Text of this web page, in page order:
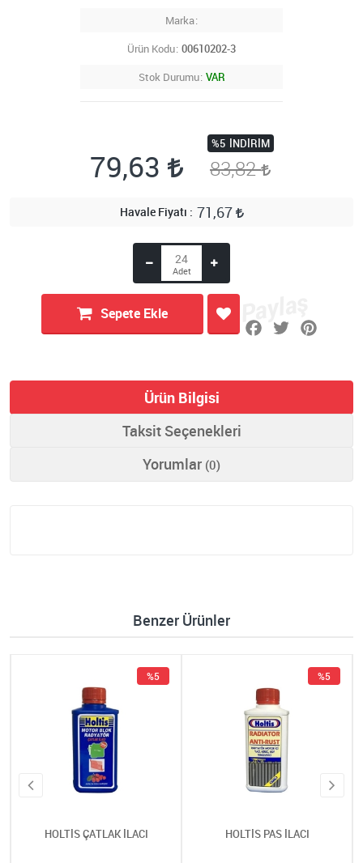
Marka
Ürün Kodu 00610202-3
Stok Durumu VAR
79,63
%5 İNDIRIM
83,82
Havale Fiyatı 71,67
Sepete Ekle
Ürün Bilgisi
Taksit Seçenekleri
Yorumlar (0)
Benzer Ürünler
HOLTİS ÇATLAK İLACI
%5
HOLTİS PAS İLACI
%5